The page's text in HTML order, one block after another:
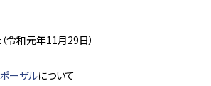
令和元年11月29日）
ーザルについて